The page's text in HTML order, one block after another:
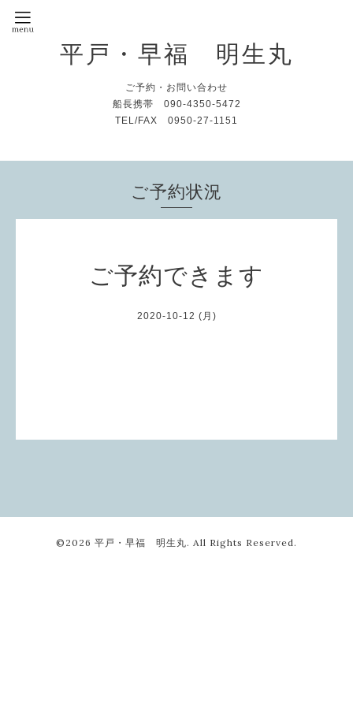
平戸・早福 明生丸
ご予約・お問い合わせ
船長携帯 090-4350-5472
TEL/FAX 0950-27-1151
ご予約状況
ご予約できます
2020-10-12 (月)
©2026 平戸・早福 明生丸. All Rights Reserved.